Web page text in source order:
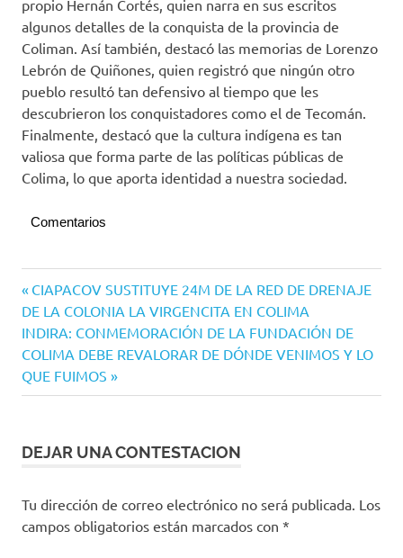
propio Hernán Cortés, quien narra en sus escritos
algunos detalles de la conquista de la provincia de
Coliman. Así también, destacó las memorias de Lorenzo
Lebrón de Quiñones, quien registró que ningún otro
pueblo resultó tan defensivo al tiempo que les
descubrieron los conquistadores como el de Tecomán.
Finalmente, destacó que la cultura indígena es tan
valiosa que forma parte de las políticas públicas de
Colima, lo que aporta identidad a nuestra sociedad.
Comentarios
Navegación
de
entradas
Entrada
anterior:
CIAPACOV SUSTITUYE 24M DE LA RED DE DRENAJE
DE LA COLONIA LA VIRGENCITA EN COLIMA
Siguiente
entrada:
INDIRA: CONMEMORACIÓN DE LA FUNDACIÓN DE
COLIMA DEBE REVALORAR DE DÓNDE VENIMOS Y LO
QUE FUIMOS
DEJAR UNA CONTESTACION
Tu dirección de correo electrónico no será publicada. Los
campos obligatorios están marcados con *